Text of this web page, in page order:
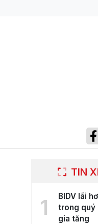
TIN
1
BIDV lãi
trong quý
gia tăng